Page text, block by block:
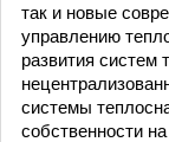
так и новые
управлению
развития систем
системы
собственности